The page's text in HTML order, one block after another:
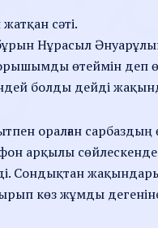
сәті.
Нұрасыл
өтеймін деп өзі
болды дейді
оралған
арқылы сөйлескенде
Сондықтан
көз жұмды